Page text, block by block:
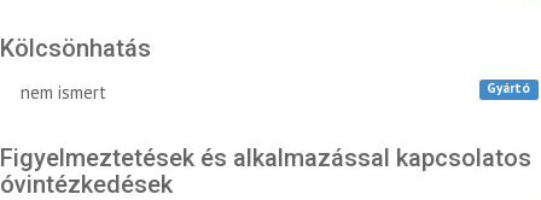
Kölcsönhatás
nem ismert Gyártó
Figyelmeztetések és alkalmazással kapcsolatos
óvintézkedések